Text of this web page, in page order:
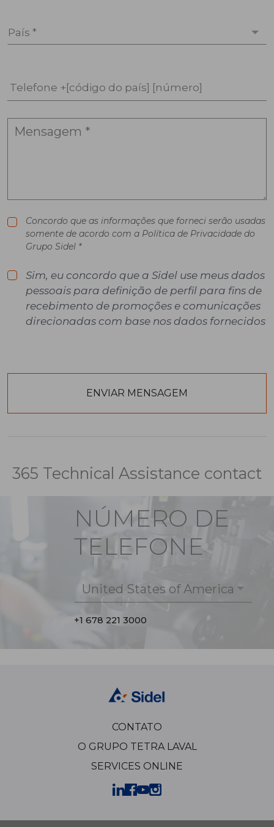
País *
Telefone +[código do país] [número]
Concordo que as informações que forneci serão usadas
somente de acordo com a Política de Privacidade do
Grupo Sidel *
Sim, eu concordo que a Sidel use meus dados
pessoais para definição de perfil para fins de
recebimento de promoções e comunicações
direcionadas com base nos dados fornecidos
365 Technical Assistance contact
NÚMERO DE
TELEFONE
United States of America
+1 678 221 3000
CONTATO
O GRUPO TETRA LAVAL
SERVICES ONLINE